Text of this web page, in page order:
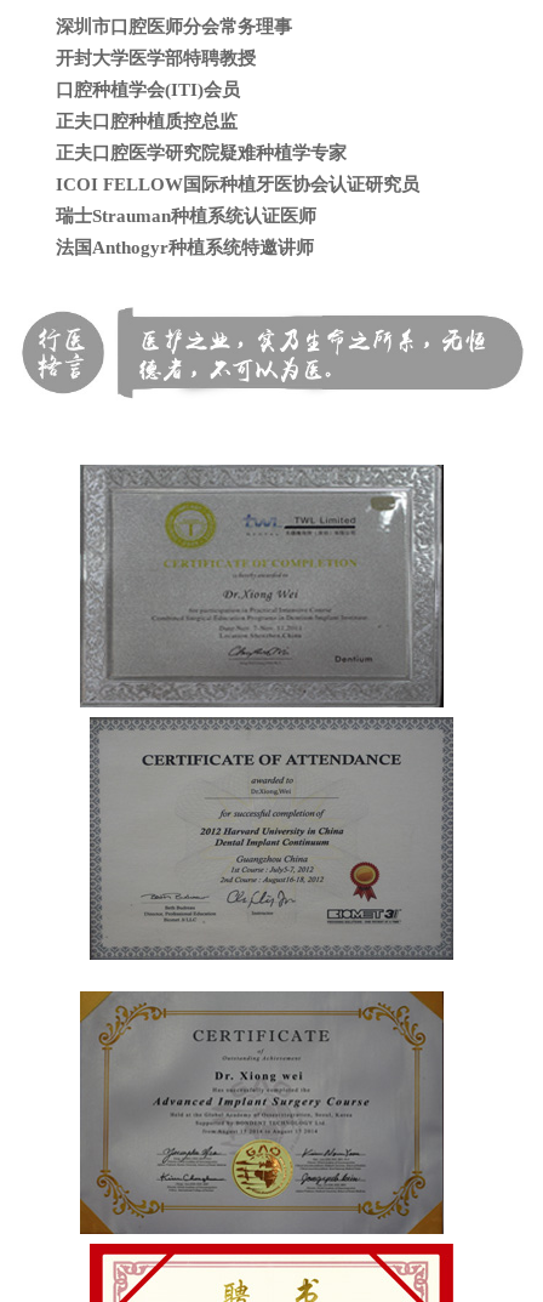
深圳市口腔医师分会常务理事
开封大学医学部特聘教授
口腔种植学会(ITI)会员
正夫口腔种植质控总监
正夫口腔医学研究院疑难种植学专家
ICOI FELLOW国际种植牙医协会认证研究员
瑞士Strauman种植系统认证医师
法国Anthogyr种植系统特邀讲师